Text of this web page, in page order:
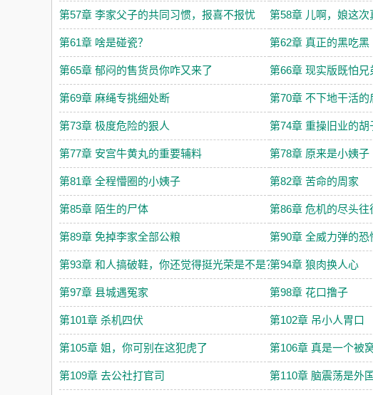
第57章 李家父子的共同习惯，报喜不报忧 第58章 儿啊，娘这
第61章 啥是碰瓷？ 第62章 真正的黑吃黑
第65章 郁闷的售货员你咋又来了 第66章 现实版既怕
第69章 麻绳专挑细处断 第70章 不下地干活的
第73章 极度危险的狠人 第74章 重操旧业的胡
第77章 安宫牛黄丸的重要辅料 第78章 原来是小姨子
第81章 全程懵圈的小姨子 第82章 苦命的周家
第85章 陌生的尸体 第86章 危机的尽头往
第89章 免掉李家全部公粮 第90章 全威力弹的恐
第93章 和人搞破鞋，你还觉得挺光荣是不是？第94章 狼肉换人心
第97章 县城遇冤家 第98章 花口撸子
第101章 杀机四伏 第102章 吊小人胃口
第105章 姐，你可别在这犯虎了 第106章 真是一个被
第109章 去公社打官司 第110章 脑震荡是外